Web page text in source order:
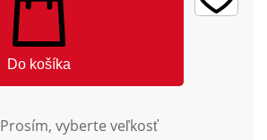
Do košíka
Prosím, vyberte veľkosť